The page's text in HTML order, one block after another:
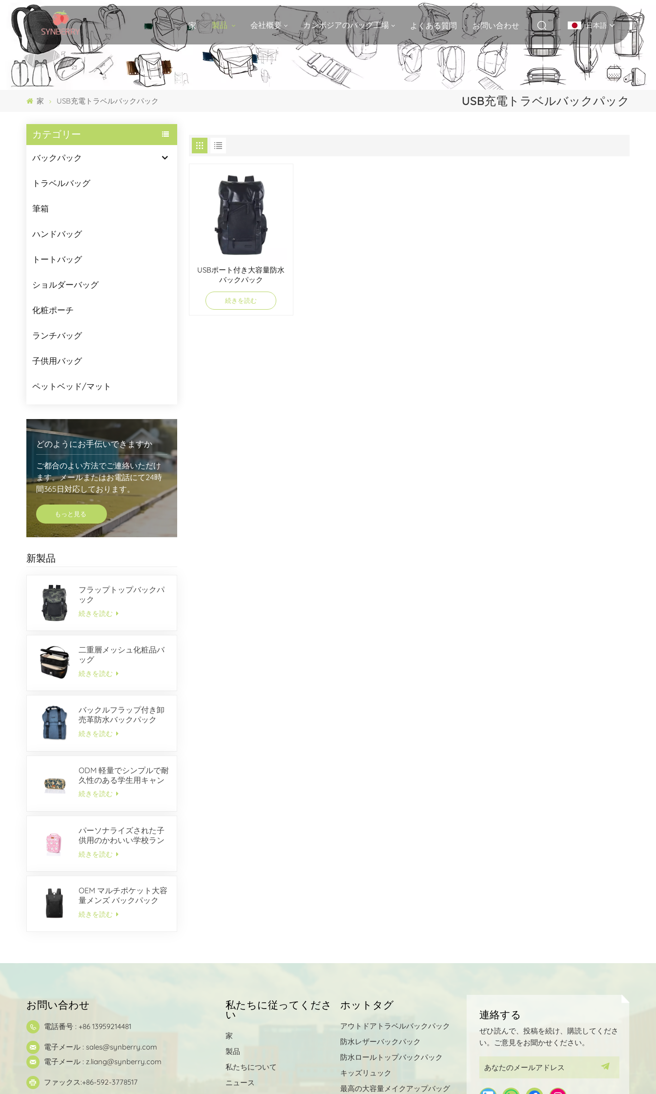
家 製品 会社概要 カンボジアのバッグ工場 よくある質問 お問い合わせ 日本語
English
Italiano
家 USB充電トラベルバックパック USB充電トラベルバックパック
カテゴリー
バックパック
トラベルバッグ
筆箱
ハンドバッグ
トートバッグ
ショルダーバッグ
化粧ポーチ
ランチバッグ
子供用バッグ
ペットベッド/マット
どのようにお手伝いできますか
ご都合のよい方法でご連絡いただけ
ます。メールまたはお電話にて24時
間365日対応しております。
もっと見る
新製品
フラップトップバックパ
ック
続きを読む
二重層メッシュ化粧品バ
ッグ
続きを読む
バックルフラップ付き卸
売革防水バックパック
続きを読む
ODM 軽量でシンプルで耐
久性のある学生用キャン
バス ペンケース
続きを読む
パーソナライズされた子
供用のかわいい学校ラン
チボックス
続きを読む
OEM マルチポケット大容
量メンズ バックパック
続きを読む
USBポート付き大容量防水
バックパック
続きを読む
お問い合わせ
電話番号 : +86 13959214481
電子メール : sales@synberry.com
電子メール : z.liang@synberry.com
ファックス:+86-592-3778517
私たちに従ってくださ
い
家
製品
私たちについて
ニュース
ホットタグ
アウトドアトラベルバックパック
防水レザーバックパック
防水ロールトップバックパック
キッズリュック
最高の大容量メイクアップバッグ
連絡する
ぜひ読んで、投稿を続け、購読してくださ
い。ご意見をお聞かせください。